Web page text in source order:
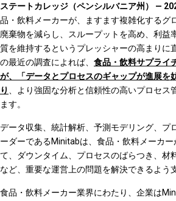
ステートカレッジ（ペンシルバニア州） —
品・飲料メーカーが、ますます複雑化するグ
廃棄物を減らし、スループットを高め、利益
質を維持するというプレッシャーの高まりに
の最近の調査によれば、 食品・飲料サプライ
が、「データとプロセスのギャップが進展を
り
、より強固な分析と信頼性の高いプロセ
ます。
データ収集、統計解析、予測モデリング、プ
ーダーであるMinitabは、食品・飲料メーカ
て、ダウンタイム、プロセスのばらつき、材
など、重要な運営上の問題を解決できるよう
食品・飲料メーカー業界にわたり、企業は